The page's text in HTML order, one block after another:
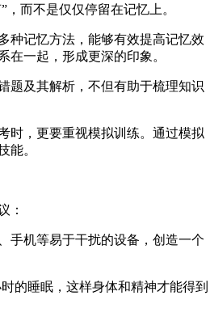
而不是仅仅停留在记忆上。
种记忆方法，能够有效提高记忆效
在一起，形成更深的印象。
题及其解析，不但有助于梳理知识
时，更要重视模拟训练。通过模拟
能。
：
手机等易于干扰的设备，创造一个
的睡眠，这样身体和精神才能得到